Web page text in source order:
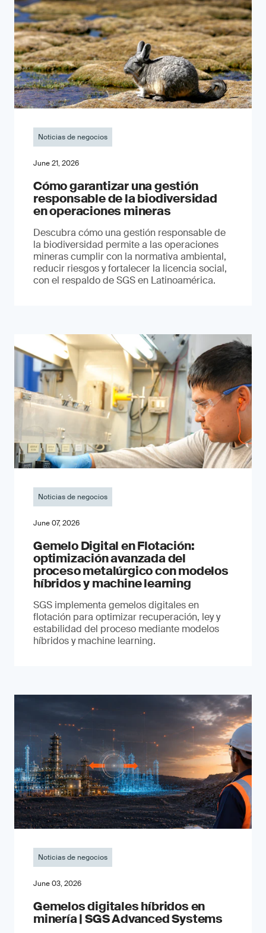
Noticias de negocios
June 21, 2026
Cómo garantizar una gestión
responsable de la biodiversidad
en operaciones mineras
Descubra cómo una gestión responsable de
la biodiversidad permite a las operaciones
mineras cumplir con la normativa ambiental,
reducir riesgos y fortalecer la licencia social,
con el respaldo de SGS en Latinoamérica.
Noticias de negocios
June 07, 2026
Gemelo Digital en Flotación:
optimización avanzada del
proceso metalúrgico con modelos
híbridos y machine learning
SGS implementa gemelos digitales en
flotación para optimizar recuperación, ley y
estabilidad del proceso mediante modelos
híbridos y machine learning.
Noticias de negocios
June 03, 2026
Gemelos digitales híbridos en
minería | SGS Advanced Systems